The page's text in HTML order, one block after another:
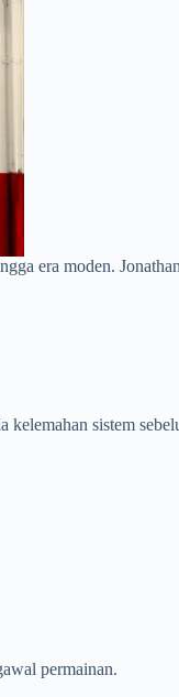
era moden.
kelemahan sistem
permainan.